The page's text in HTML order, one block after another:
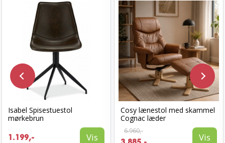
Isabel Spisestuestol
mørkebrun
1.199,- Vis
Cosy lænestol med skammel
Cognac læder
6.960,-
Vis